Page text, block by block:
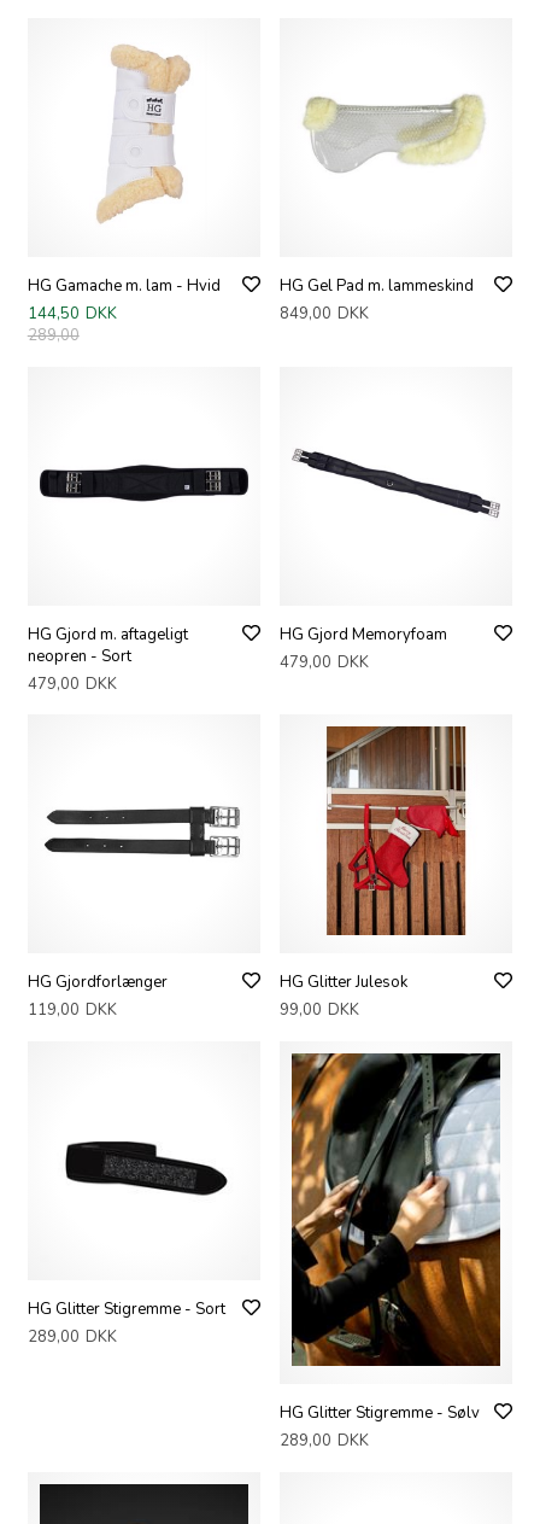
HG Gamache m. lam - Hvid
144,50 DKK
289,00
HG Gel Pad m. lammeskind
849,00 DKK
HG Gjord m. aftageligt
neopren - Sort
479,00 DKK
HG Gjord Memoryfoam
479,00 DKK
HG Gjordforlænger
119,00 DKK
HG Glitter Julesok
99,00 DKK
HG Glitter Stigremme - Sort
289,00 DKK
HG Glitter Stigremme - Sølv
289,00 DKK